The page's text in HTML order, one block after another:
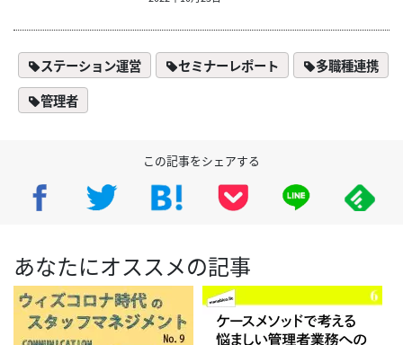
ステーション運営 セミナーレポート
多職種連携
管理者
この記事をシェアする
あなたにオススメの記事